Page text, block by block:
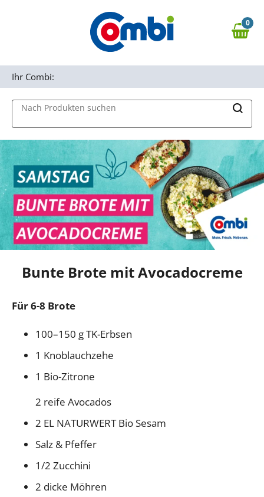
Zur Navigation springen
0,00 €
0
Nach Produkten suchen
Ihr Combi:
Bunte Brote mit Avocadocreme
Für 6-8 Brote
100–150 g TK-Erbsen
1 Knoblauchzehe
1 Bio-Zitrone
2 reife Avocados
2 EL NATURWERT Bio Sesam
Salz & Pfeffer
1/2 Zucchini
2 dicke Möhren